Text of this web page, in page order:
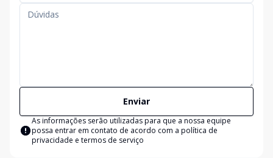
Enviar
As informações serão utilizadas para que a nossa equipe
possa entrar em contato de acordo com a política de
privacidade e termos de serviço